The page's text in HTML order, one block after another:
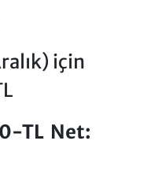
için
TL Net: